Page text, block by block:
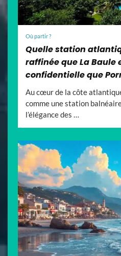
Où partir ?
Quelle station
raffinée que La Baule
confidentielle que
Au cœur de la côte
comme une station
l’élégance des …